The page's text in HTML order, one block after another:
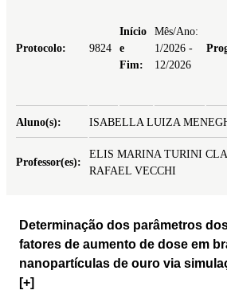
Protocolo: 9824
Início
e
Fim:
Mês/Ano:
1/2026 -
12/2026
Aluno(s): ISABELLA LUIZA
Professor(es):
ELIS MARINA TURINI
RAFAEL VECCHI
Determinação dos parâmetros
fatores de aumento de dose em
nanopartículas de ouro via
[+]